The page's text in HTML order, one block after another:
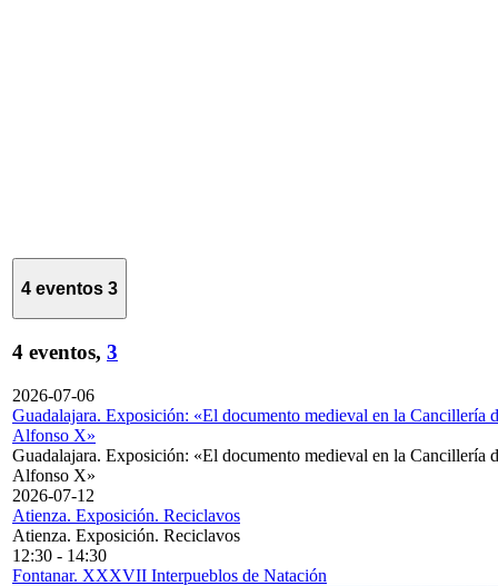
4 eventos 3
4 eventos, 3
2026-07-06
Guadalajara. Exposición: «El documento medieval en la Cancillería
Alfonso X»
Guadalajara. Exposición: «El documento medieval en la Cancillería
Alfonso X»
2026-07-12
Atienza. Exposición. Reciclavos
Atienza. Exposición. Reciclavos
12:30 - 14:30
Fontanar. XXXVII Interpueblos de Natación